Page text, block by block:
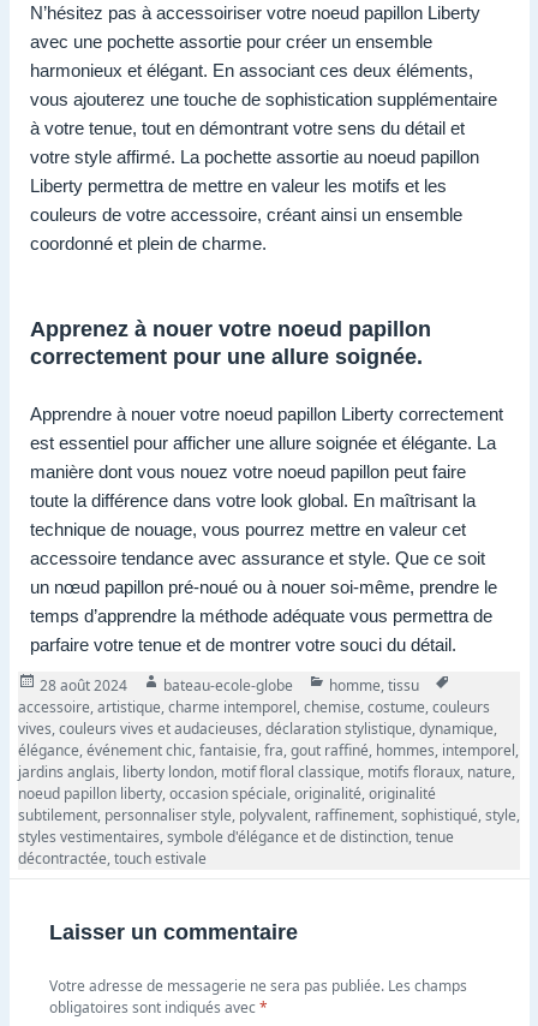
N’hésitez pas à accessoiriser votre noeud papillon Liberty
avec une pochette assortie pour créer un ensemble
harmonieux et élégant. En associant ces deux éléments,
vous ajouterez une touche de sophistication supplémentaire
à votre tenue, tout en démontrant votre sens du détail et
votre style affirmé. La pochette assortie au noeud papillon
Liberty permettra de mettre en valeur les motifs et les
couleurs de votre accessoire, créant ainsi un ensemble
coordonné et plein de charme.
Apprenez à nouer votre noeud papillon
correctement pour une allure soignée.
Apprendre à nouer votre noeud papillon Liberty correctement
est essentiel pour afficher une allure soignée et élégante. La
manière dont vous nouez votre noeud papillon peut faire
toute la différence dans votre look global. En maîtrisant la
technique de nouage, vous pourrez mettre en valeur cet
accessoire tendance avec assurance et style. Que ce soit
un nœud papillon pré-noué ou à nouer soi-même, prendre le
temps d’apprendre la méthode adéquate vous permettra de
parfaire votre tenue et de montrer votre souci du détail.
Publié
le
28 août 2024 Auteur
bateau-ecole-globe Catégories
homme,tissu
accessoire,artistique,charme intemporel,chemise,costume,couleurs
vives,couleurs vives et audacieuses,déclaration stylistique,dynamique,
élégance,événement chic,fantaisie,fra,gout raffiné, hommes, intemporel,
jardins anglais, liberty london, motif floral classique, motifs floraux, nature,
noeud papillon liberty,occasion spéciale,originalité,originalité
subtilement, personnaliser style, polyvalent, raffinement,sophistiqué,style,
styles vestimentaires,symbole d'élégance et de distinction,tenue
décontractée,touch estivale
Laisser un commentaire
Votre adresse de messagerie ne sera pas publiée. Les champs
obligatoires sont indiqués avec*